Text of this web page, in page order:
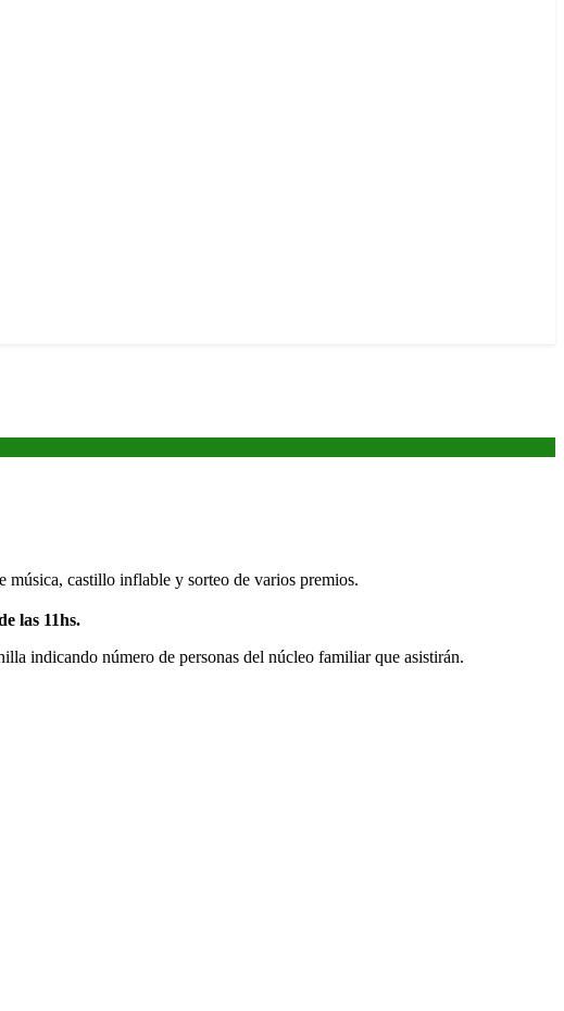
música, castillo inflable y sorteo de varios premios.
las 11hs.
indicando número de personas del núcleo familiar que asistirán.